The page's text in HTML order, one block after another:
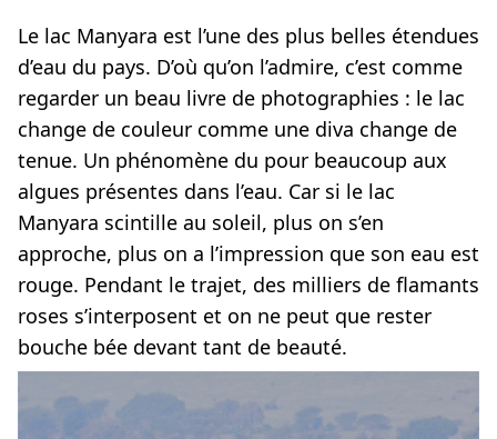
Le lac Manyara est l’une des plus belles étendues
d’eau du pays. D’où qu’on l’admire, c’est comme
regarder un beau livre de photographies : le lac
change de couleur comme une diva change de
tenue. Un phénomène du pour beaucoup aux
algues présentes dans l’eau. Car si le lac
Manyara scintille au soleil, plus on s’en
approche, plus on a l’impression que son eau est
rouge. Pendant le trajet, des milliers de flamants
roses s’interposent et on ne peut que rester
bouche bée devant tant de beauté.